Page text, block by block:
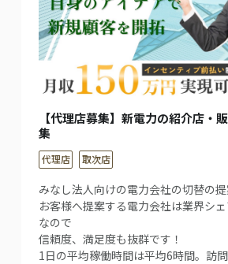
【代理店募集】新電力の紹介店・
集
代理店 取次店
みなし法人向けの電力会社の切替の提
お客様へ提案する電力会社は業界シ
なので
信頼度、満足度も抜群です！
1日の平均稼働時間は平均6時間。訪